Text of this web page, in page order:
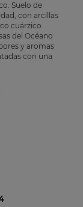
Suelo de
con arcillas
cuárzico
del Océano
y aromas
con una